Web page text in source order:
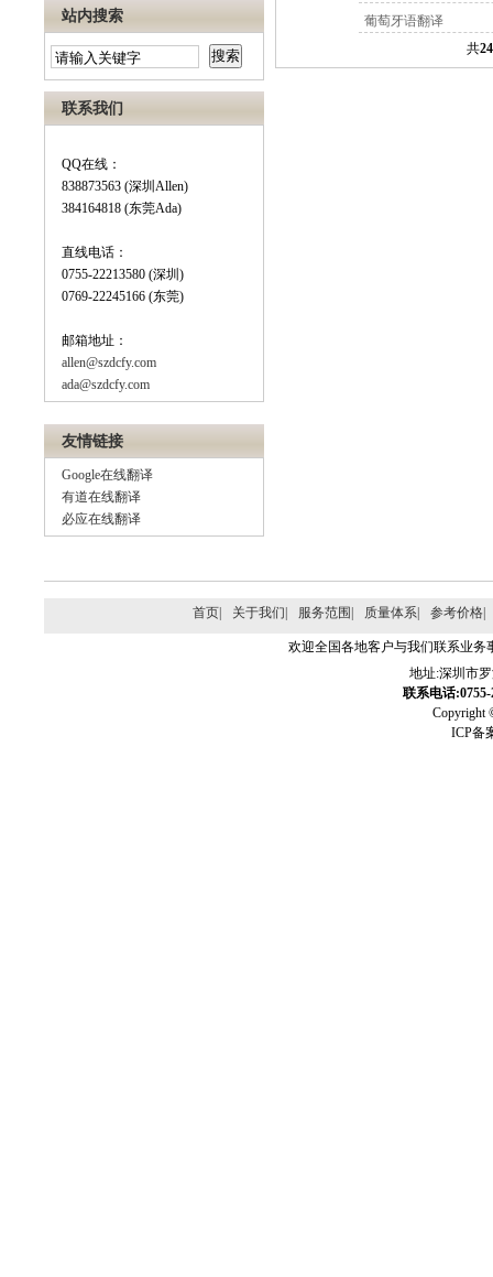
站内搜索
联系我们
QQ在线：
838873563 (深圳Allen)
384164818 (东莞Ada)
直线电话：
0755-22213580 (深圳)
0769-22245166 (东莞)
邮箱地址：
allen@szdcfy.com
ada@szdcfy.com
友情链接
Google在线翻译
有道在线翻译
必应在线翻译
葡萄牙语翻译
共24
首页| 关于我们| 服务范围| 质量体系| 参考价格|
欢迎全国各地客户与我们联系业
地址:深圳市
联系电话
Copyright
ICP备